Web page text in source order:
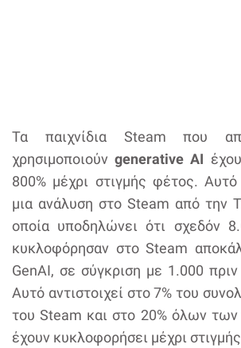
Τα παιχνίδια Steam που
χρησιμοποιούνgenerative AI
800% μέχρι στιγμής φέτος.
μια ανάλυση στο Steam από την
οποία υποδηλώνει ότι σχεδόν
κυκλοφόρησαν στο Steam
GenAI, σε σύγκριση με 1.000
Αυτό αντιστοιχεί στο 7% του
του Steam και στο 20% όλων των
έχουν κυκλοφορήσει μέχρι